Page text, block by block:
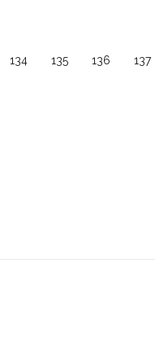
134 135 136 137